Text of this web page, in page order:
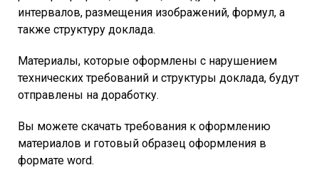
интервалов, размещения изображений, формул, а
также структуру доклада.
Материалы, которые оформлены с нарушением
технических требований и структуры доклада, будут
отправлены на доработку.
Вы можете скачать требования к оформлению
материалов и готовый образец оформления в
формате word.